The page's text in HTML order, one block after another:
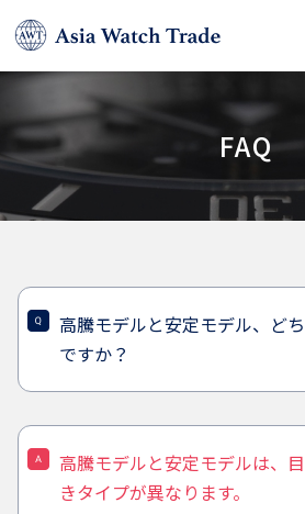
FAQ
高騰モデルと安定モデル、ど
ですか？
高騰モデルと安定モデルは、
きタイプが異なります。